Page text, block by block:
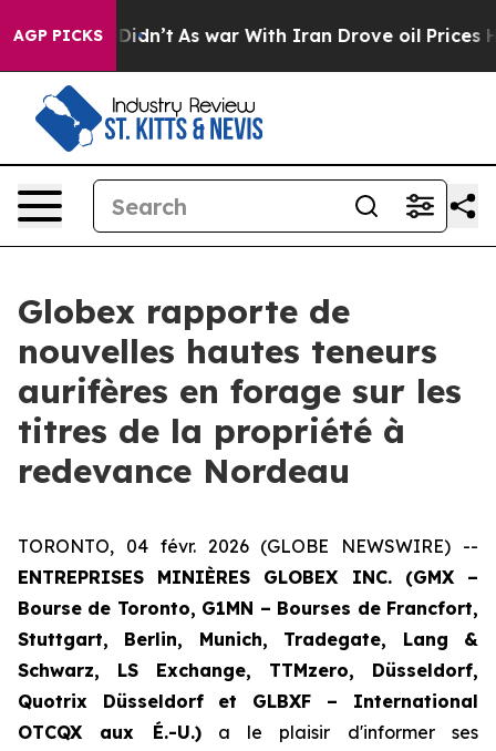
AGP PICKS
it Didn’t As war With Iran Drove oil Prices Higher,
Globex rapporte de
nouvelles hautes teneurs
aurifères en forage sur les
titres de la propriété à
redevance Nordeau
TORONTO, 04 févr. 2026 (GLOBE NEWSWIRE) --
ENTREPRISES MINIÈRES GLOBEX INC. (GMX –
Bourse de Toronto, G1MN – Bourses de Francfort,
Stuttgart, Berlin, Munich, Tradegate, Lang &
Schwarz, LS Exchange, TTMzero, Düsseldorf,
Quotrix Düsseldorf
et GLBXF – International
OTCQX aux É.-U.)a le plaisir d'informer ses